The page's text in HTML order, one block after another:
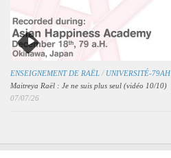
ENSEIGNEMENT DE RAËL / UNIVERSITÉ-79AH
Maitreya Raël : Je ne suis plus seul (vidéo 10/10)
07/07/26